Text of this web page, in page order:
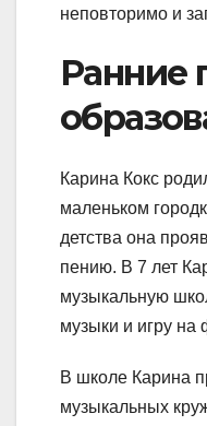
неповторимо и
Ранние
Карина Кокс
маленьком
детства она
пению. В 7 лет
музыкальную
музыки и игру на
В школе Карина
музыкальных